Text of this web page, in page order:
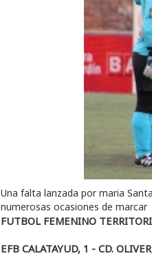
Una falta lanzada por maria
numerosas ocasiones de marcar
FUTBOL FEMENINO
EFB CALATAYUD, 1 - CD.